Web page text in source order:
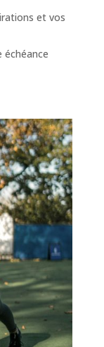
et vos
échéance